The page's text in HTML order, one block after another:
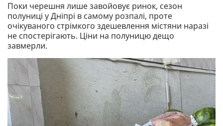
Поки черешня лише завойовує ринок, сезон
полуниці у Дніпрі в самому розпалі, проте
очікуваного стрімкого здешевлення містяни наразі
не спостерігають. Ціни на полуницю дещо
завмерли.